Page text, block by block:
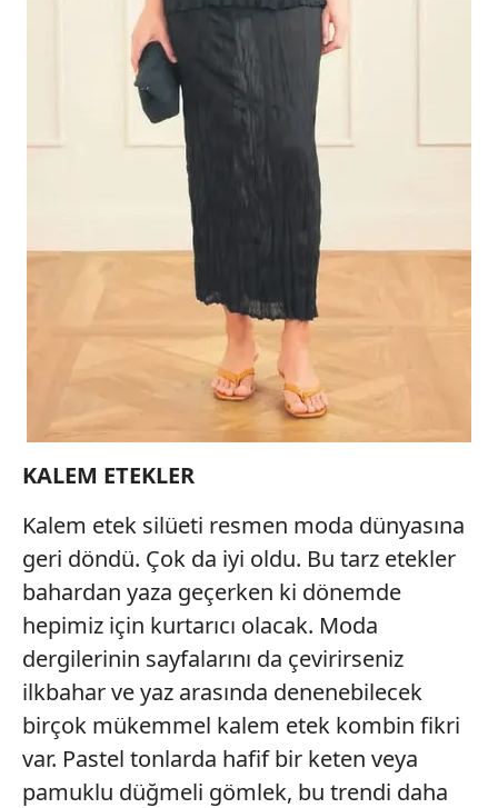
KALEM ETEKLER
Kalem etek silüeti resmen moda dünyasına
geri döndü. Çok da iyi oldu. Bu tarz etekler
bahardan yaza geçerken ki dönemde
hepimiz için kurtarıcı olacak. Moda
dergilerinin sayfalarını da çevirirseniz
ilkbahar ve yaz arasında denenebilecek
birçok mükemmel kalem etek kombin fikri
var. Pastel tonlarda hafif bir keten veya
pamuklu düğmeli gömlek, bu trendi daha